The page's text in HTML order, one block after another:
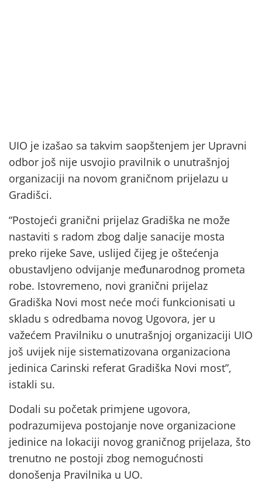
UIO je izašao sa takvim saopštenjem jer Upravni
odbor još nije usvojio pravilnik o unutrašnjoj
organizaciji na novom graničnom prijelazu u
Gradišci.
“Postojeći granični prijelaz Gradiška ne može
nastaviti s radom zbog dalje sanacije mosta
preko rijeke Save, uslijed čijeg je oštećenja
obustavljeno odvijanje međunarodnog prometa
robe. Istovremeno, novi granični prijelaz
Gradiška Novi most neće moći funkcionisati u
skladu s odredbama novog Ugovora, jer u
važećem Pravilniku o unutrašnjoj organizaciji UIO
još uvijek nije sistematizovana organizaciona
jedinica Carinski referat Gradiška Novi most”,
istakli su.
Dodali su početak primjene ugovora,
podrazumijeva postojanje nove organizacione
jedinice na lokaciji novog graničnog prijelaza, što
trenutno ne postoji zbog nemogućnosti
donošenja Pravilnika u UO.